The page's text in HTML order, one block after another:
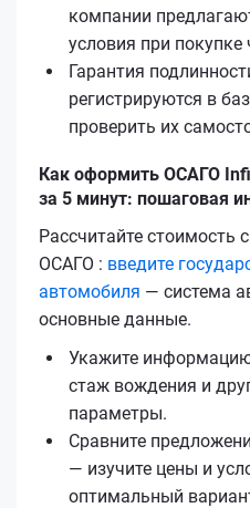
компании
условия при покупке
Гарантия
регистрируются в
проверить их
Как оформить ОСАГО
за 5 минут: пошаговая
Рассчитайте
ОСАГО : введите
автомобиля — система
основные данные.
Укажите
стаж вождения и
параметры.
Сравните
— изучите цены и
оптимальный